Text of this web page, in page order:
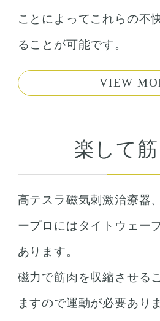
ことによってこれらの不
ることが可能です。
VIEW
楽して
高テスラ磁気刺激治療器
ープロにはタイトウェー
あります。
磁力で筋肉を収縮させる
ますので運動が必要あり